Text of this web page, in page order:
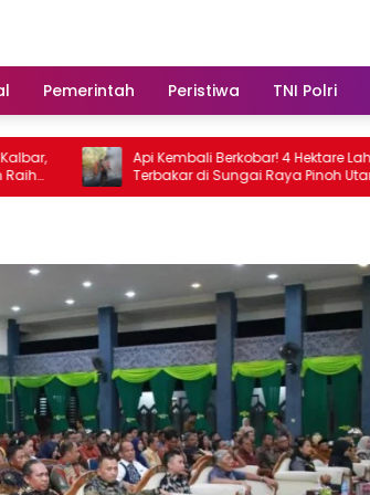
Pemerintah Peristiwa TNI Polri
Api Kembali Berkobar! 4 Hektare Lahan
Terbakar di Sungai Raya Pinoh Utara